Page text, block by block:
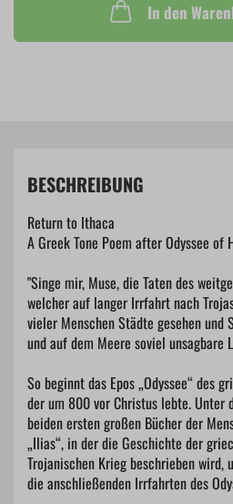
In den
BESCHREIBUNG
Return to Ithaca
A Greek Tone Poem after Odyssee of
"Singe mir, Muse, die Taten des
welcher auf langer Irrfahrt nach
vieler Menschen Städte gesehen und
und auf dem Meere soviel unsagbare
So beginnt das Epos „Odyssee“ des
der um 800 vor Christus lebte. Unter
beiden ersten großen Bücher der
„Ilias“, in der die Geschichte der
Trojanischen Krieg beschrieben wird,
die anschließenden Irrfahrten des